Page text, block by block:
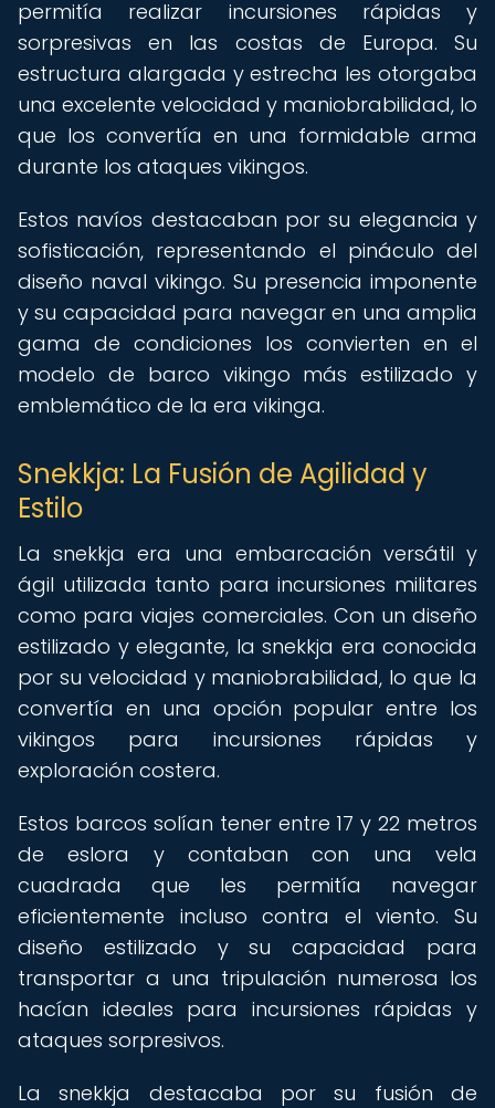
permitía realizar incursiones rápidas y
sorpresivas en las costas de Europa. Su
estructura alargada y estrecha les otorgaba
una excelente velocidad y maniobrabilidad, lo
que los convertía en una formidable arma
durante los ataques vikingos.
Estos navíos destacaban por su elegancia y
sofisticación, representando el pináculo del
diseño naval vikingo. Su presencia imponente
y su capacidad para navegar en una amplia
gama de condiciones los convierten en el
modelo de barco vikingo más estilizado y
emblemático de la era vikinga.
Snekkja: La Fusión de Agilidad y
Estilo
La snekkja era una embarcación versátil y
ágil utilizada tanto para incursiones militares
como para viajes comerciales. Con un diseño
estilizado y elegante, la snekkja era conocida
por su velocidad y maniobrabilidad, lo que la
convertía en una opción popular entre los
vikingos para incursiones rápidas y
exploración costera.
Estos barcos solían tener entre 17 y 22 metros
de eslora y contaban con una vela
cuadrada que les permitía navegar
eficientemente incluso contra el viento. Su
diseño estilizado y su capacidad para
transportar a una tripulación numerosa los
hacían ideales para incursiones rápidas y
ataques sorpresivos.
La snekkja destacaba por su fusión de